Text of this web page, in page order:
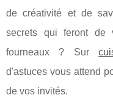
de créativité et de
secrets qui feront de
fourneaux ? Sur
d'astuces vous attend
de vos invités.